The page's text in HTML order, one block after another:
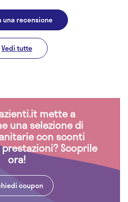
una recensione
Vedi tutte
mette a
una selezione di
con sconti
Scoprile
ora!
coupon